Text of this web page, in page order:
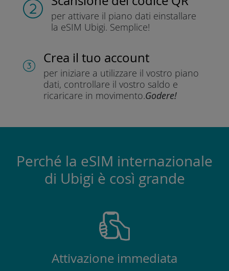
per attivare il piano dati einstallare
la eSIM Ubigi. Semplice!
Crea il tuo account
per iniziare a utilizzare il vostro piano
dati, controllare il vostro saldo e
ricaricare in movimento.Godere!
Perché la eSIM internazionale
di Ubigi è così grande
Attivazione immediata